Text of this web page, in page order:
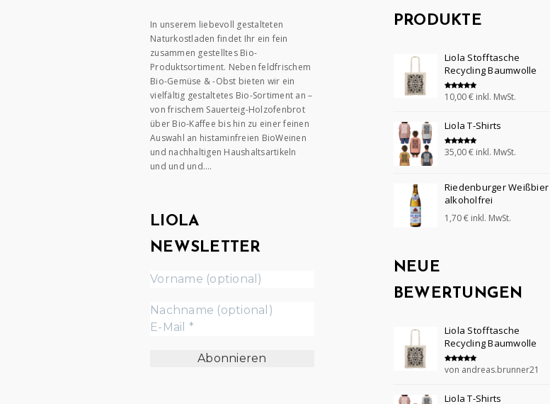
In unserem liebevoll gestalteten
Naturkostladen findet Ihr ein fein
zusammen gestelltes Bio-
Produktsortiment. Neben feldfrischem
Bio-Gemüse & -Obst bieten wir ein
vielfältig gestaltetes Bio-Sortiment an –
von frischem Sauerteig-Holzofenbrot
über Bio-Kaffee bis hin zu einer feinen
Auswahl an histaminfreien BioWeinen
und nachhaltigen Haushaltsartikeln
und und und….
LIOLA
NEWSLETTER
PRODUKTE
Liola Stofftasche
Recycling Baumwolle
Bewertet mit
5.00
10,00€ inkl. MwSt.
Liola T-Shirts
Bewertet mit
5.00
35,00€ inkl. MwSt.
Riedenburger Weißbier
alkoholfrei
1,70€ inkl. MwSt.
NEUE
BEWERTUNGEN
Liola Stofftasche
Recycling Baumwolle
Bewertet mit
von andreas.brunner21
Liola T-Shirts